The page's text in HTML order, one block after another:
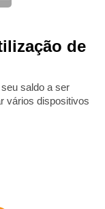
de
saldo a ser
vários dispositivos